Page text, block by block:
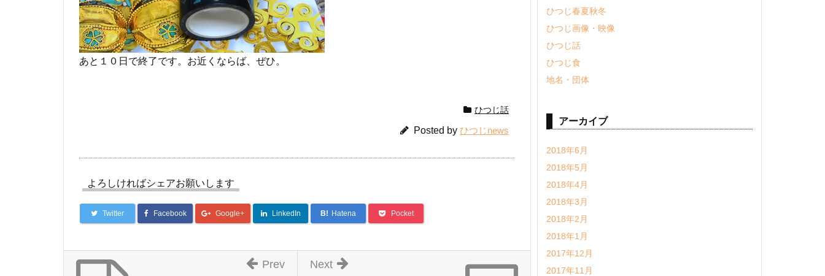
あと１０日で終了です。お近くならば、ぜひ。
ひつじ話
Posted by ひつじnews
よろしければシェアお願いします
Twitter Facebook Google+ LinkedIn B! Hatena Pocket
Next
Prev
ひつじ春夏秋冬
ひつじ画像・映像
ひつじ話
ひつじ食
地名・団体
アーカイブ
2018年6月
2018年5月
2018年4月
2018年3月
2018年2月
2018年1月
2017年12月
2017年11月